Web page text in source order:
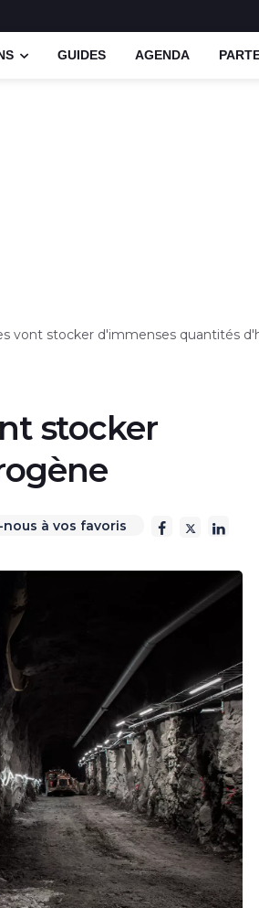
GUIDES AGENDA
vont stocker d'immenses quantités
stocker
à vos favoris